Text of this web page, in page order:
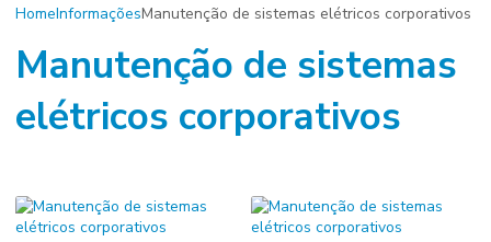
HomeInformaçõesManutenção de sistemas elétricos corporativos
Manutenção de sistemas
elétricos corporativos